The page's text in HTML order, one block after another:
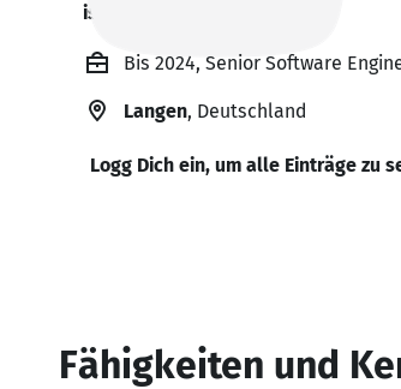
is out learning. 🎓
Bis 2024, Senior Software
Langen, Deutschland
Logg Dich ein, um alle Einträge zu
Fähigkeiten und